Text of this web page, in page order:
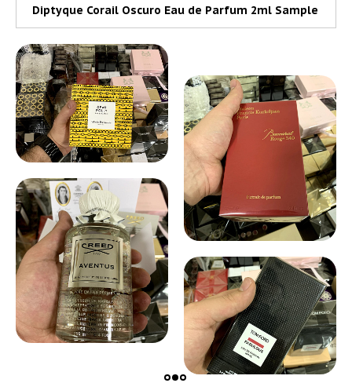
Diptyque Corail Oscuro Eau de Parfum 2ml Sample